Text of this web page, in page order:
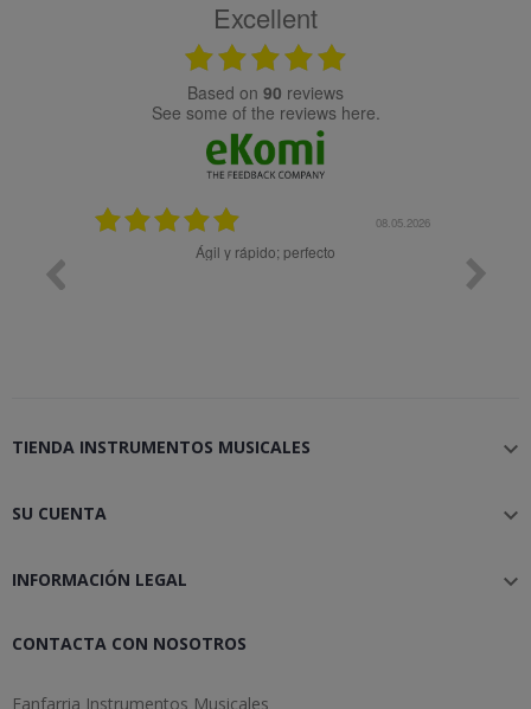
Excellent
based on 90 reviews
see some of the reviews here.
08.05.2026
Ágil y rápido; perfecto
TIENDA INSTRUMENTOS MUSICALES 
SU CUENTA 
INFORMACIÓN LEGAL 
CONTACTA CON NOSOTROS
Fanfarria Instrumentos Musicales